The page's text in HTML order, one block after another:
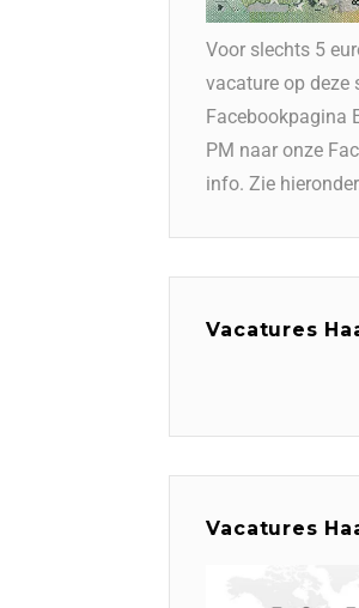
Voor slechts 5
vacature op deze
Facebookpagina
PM naar onze
info. Zie
Vacatures
Vacatures